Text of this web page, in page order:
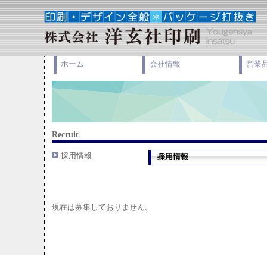
ホーム 会社情報 営業
Recruit
採用情報 採用情報
現在は募集しておりません。